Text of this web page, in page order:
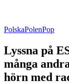
PolskaPolenPop
Lyssna på
många
hörn med